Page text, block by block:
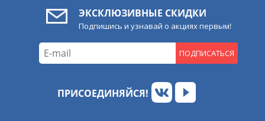
ЭКСКЛЮЗИВНЫЕ СКИДКИ
Подпишись и узнавай о акциях первым!
ПОДПИСАТЬСЯ
ПРИСОЕДИНЯЙСЯ!